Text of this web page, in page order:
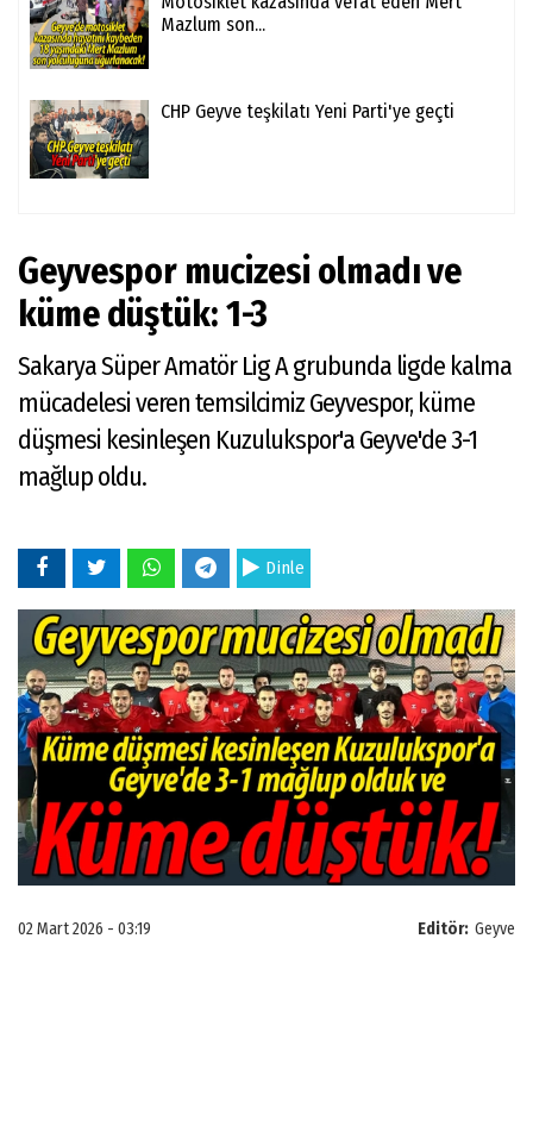
Mazlum son...
CHP Geyve teşkilatı Yeni Parti'ye geçti
Geyvespor mucizesi olmadı ve
küme düştük: 1-3
Sakarya Süper Amatör Lig A grubunda ligde kalma
mücadelesi veren temsilcimiz Geyvespor, küme
düşmesi kesinleşen Kuzulukspor'a Geyve'de 3-1
mağlup oldu.
Dinle
Editör: Geyve
02 Mart 2026 - 03:19